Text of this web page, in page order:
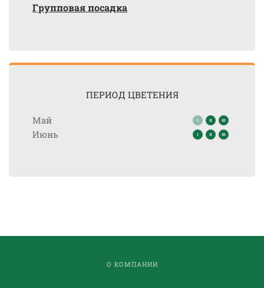
Групповая посадка
ПЕРИОД ЦВЕТЕНИЯ
Май
Июнь
О КОМПАНИИ